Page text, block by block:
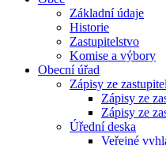
Základní údaje
Historie
Zastupitelstvo
Komise a výbory
Obecní úřad
Zápisy ze
Zápisy ze
Zápisy ze
Úřední deska
Veřejné